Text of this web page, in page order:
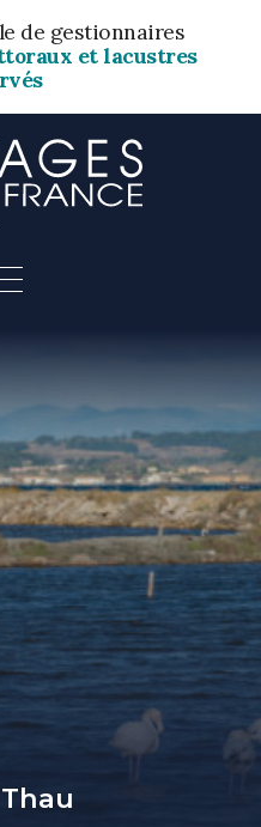
de gestionnaires
et lacustres